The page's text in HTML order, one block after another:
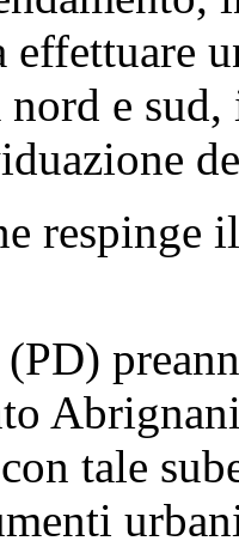
effettuare
e
respinge
(PD)
tale